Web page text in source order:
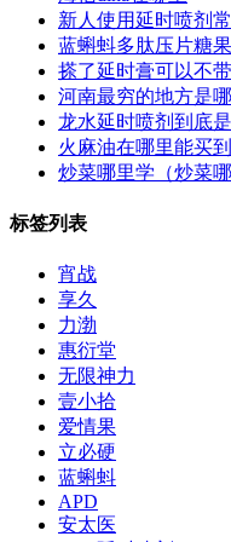
新人使用延时喷剂
蓝蝌蚪多肽压片糖
搽了延时膏可以不
河南最穷的地方是
龙水延时喷剂到底
火麻油在哪里能买到
炒菜哪里学（炒菜哪
标签列表
宵战
享久
力渤
惠衍堂
无限神力
壹小拾
爱情果
立必硬
蓝蝌蚪
APD
安太医